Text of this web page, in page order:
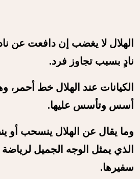
الهلال لا يغضب إن دافعت عن
نادٍ بسبب تجاوز فرد.
الكيانات عند الهلال خط أحمر،
أسس وتأسس عليها.
وما يقال عن الهلال ينسحب أو
الذي يمثل الوجه الجميل
سفيرها.